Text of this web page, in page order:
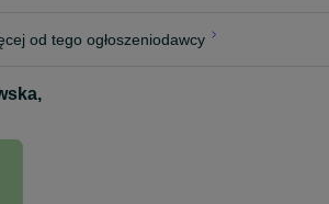
od tego ogłoszeniodawcy
,